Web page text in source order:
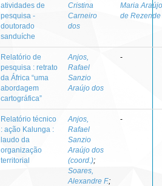
atividades de
pesquisa -
doutorado
sanduíche
Cristina
Carneiro
dos
Maria Araújo
de Rezende
Relatório de
pesquisa : retrato
da África “uma
abordagem
cartográfica”
Anjos,
Rafael
Sanzio
Araújo dos
-
Relatório técnico
: ação Kalunga :
laudo da
organização
territorial
Anjos,
Rafael
Sanzio
Araújo dos
(coord.);
Soares,
Alexandre F.;
-